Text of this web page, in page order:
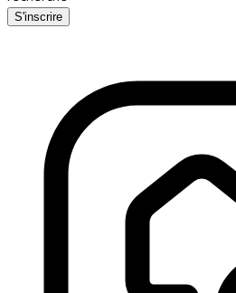
S'inscrire